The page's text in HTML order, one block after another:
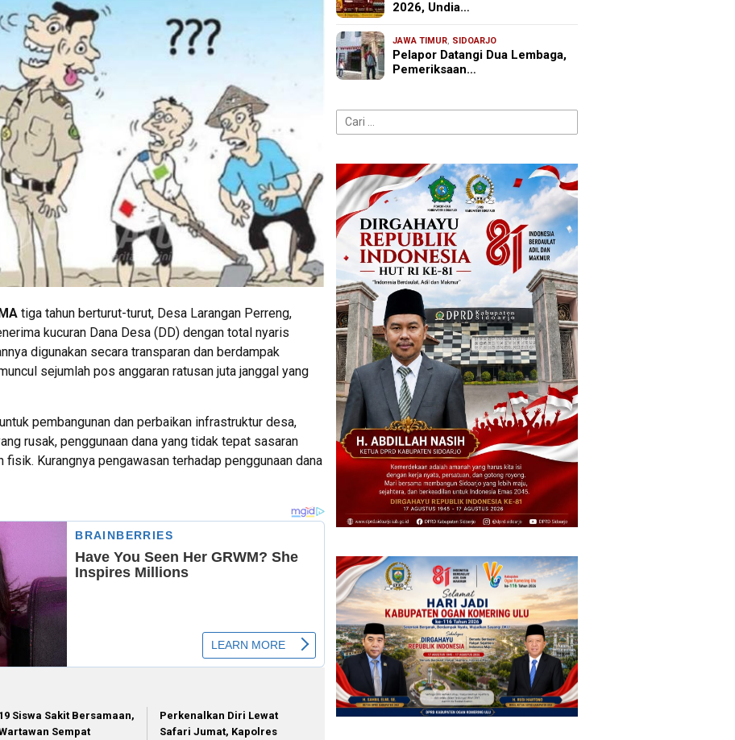
tiga tahun berturut-turut, Desa Larangan Perreng,
kucuran Dana Desa (DD) dengan total nyaris
digunakan secara transparan dan berdampak
sejumlah pos anggaran ratusan juta janggal yang
pembangunan dan perbaikan infrastruktur desa,
rusak, penggunaan dana yang tidak tepat sasaran
fisik. Kurangnya pengawasan terhadap penggunaan dana
19 Siswa Sakit Bersamaan,
Sempat
Perkenalkan Diri Lewat
Safari Jumat, Kapolres
2026, Undia…
JAWA TIMUR, SIDOARJO
Pelapor Datangi Dua Lembaga,
Pemeriksaan…
Cari
untuk: